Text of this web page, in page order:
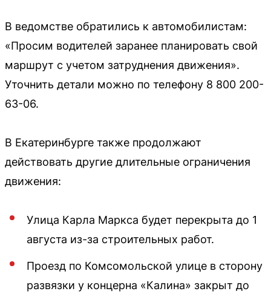
В ведомстве обратились к автомобилистам:
«Просим водителей заранее планировать свой
маршрут с учетом затруднения движения».
Уточнить детали можно по телефону 8 800 200-
63-06.
В Екатеринбурге также продолжают
действовать другие длительные ограничения
движения:
Улица Карла Маркса будет перекрыта до 1
августа из-за строительных работ.
Проезд по Комсомольской улице в сторону
развязки у концерна «Калина» закрыт до